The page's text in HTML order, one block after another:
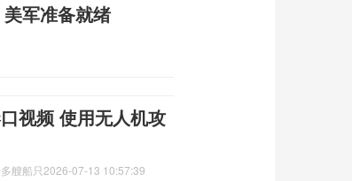
军准备就绪
视频 使用无人机攻
艘船只2026-07-13 10:57:39